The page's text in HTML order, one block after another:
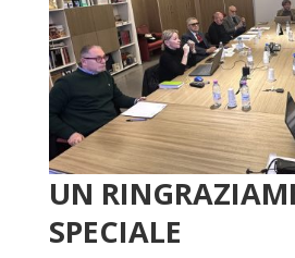
UN
SPECIALE